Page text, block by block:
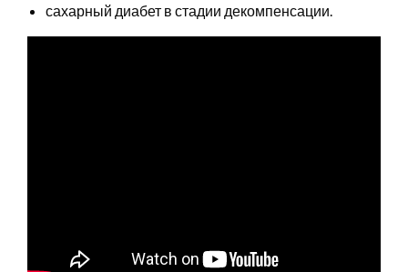
сахарный диабет в стадии декомпенсации.